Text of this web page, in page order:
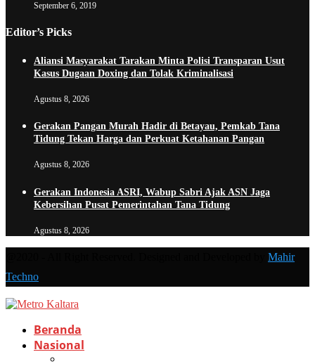
September 6, 2019
Editor’s Picks
Aliansi Masyarakat Tarakan Minta Polisi Transparan Usut
Kasus Dugaan Doxing dan Tolak Kriminalisasi
Agustus 8, 2026
Gerakan Pangan Murah Hadir di Betayau, Pemkab Tana
Tidung Tekan Harga dan Perkuat Ketahanan Pangan
Agustus 8, 2026
Gerakan Indonesia ASRI, Wabup Sabri Ajak ASN Jaga
Kebersihan Pusat Pemerintahan Tana Tidung
Agustus 8, 2026
Mahir
Techno
Beranda
Nasional